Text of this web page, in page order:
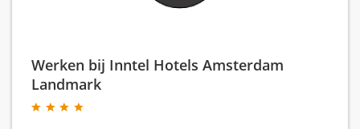
Werken bij Inntel Hotels Amsterdam
Landmark